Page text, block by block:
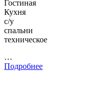
Гостиная
Кухня
с/у
спальни
техническое
…
Подробнее